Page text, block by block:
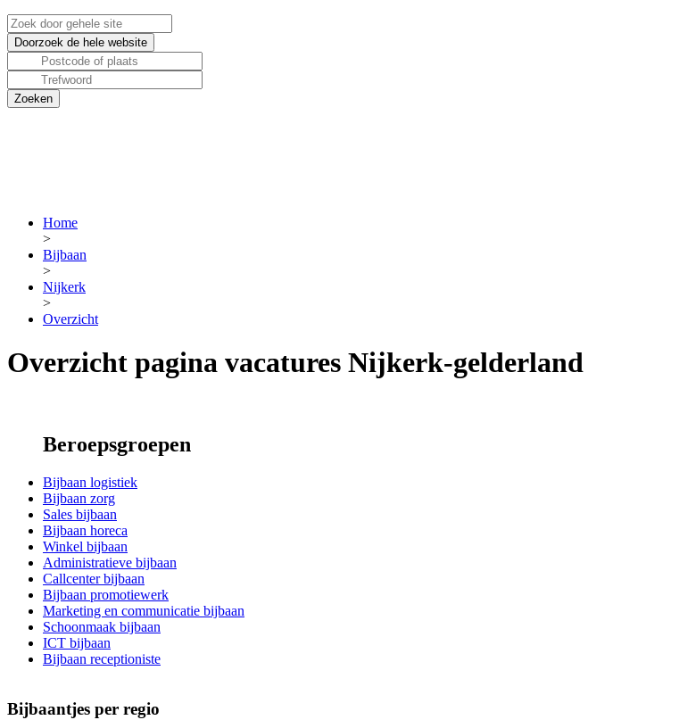
Home
>
Bijbaan
>
Nijkerk
>
Overzicht
Overzicht pagina vacatures Nijkerk-gelderland
Beroepsgroepen
Bijbaan logistiek
Bijbaan zorg
Sales bijbaan
Bijbaan horeca
Winkel bijbaan
Administratieve bijbaan
Callcenter bijbaan
Bijbaan promotiewerk
Marketing en communicatie bijbaan
Schoonmaak bijbaan
ICT bijbaan
Bijbaan receptioniste
Bijbaantjes per regio